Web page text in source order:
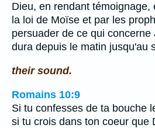
Dieu, en rendant témoignage,
la loi de Moïse et par les
persuader de ce qui concerne
dura depuis le matin jusqu'au
their sound.
Romains 10:9
Si tu confesses de ta bouche
si tu crois dans ton coeur que